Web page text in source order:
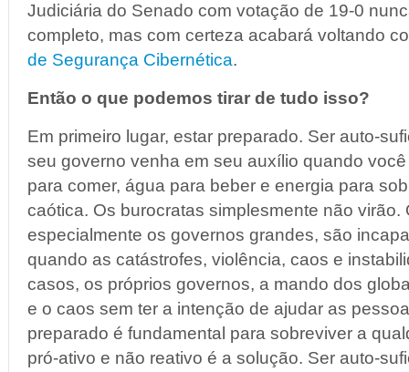
Judiciária do Senado com votação de 19-0
completo, mas com certeza acabará voltando
de Segurança Cibernética.
Então o que podemos tirar de tudo isso?
Em primeiro lugar, estar preparado. Ser auto-
seu governo venha em seu auxílio quando
para comer, água para beber e energia para
caótica. Os burocratas simplesmente não virão.
especialmente os governos grandes, são
quando as catástrofes, violência, caos e
casos, os próprios governos, a mando dos
e o caos sem ter a intenção de ajudar as
preparado é fundamental para sobreviver a
pró-ativo e não reativo é a solução. Ser auto-